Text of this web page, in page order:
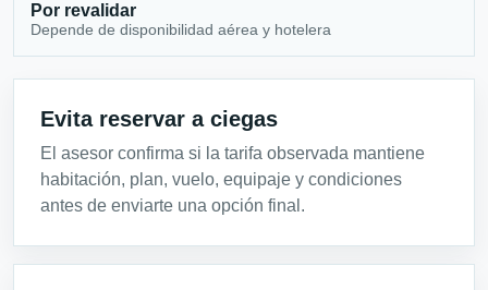
Por revalidar
Depende de disponibilidad aérea y hotelera
Evita reservar a ciegas
El asesor confirma si la tarifa observada mantiene
habitación, plan, vuelo, equipaje y condiciones
antes de enviarte una opción final.